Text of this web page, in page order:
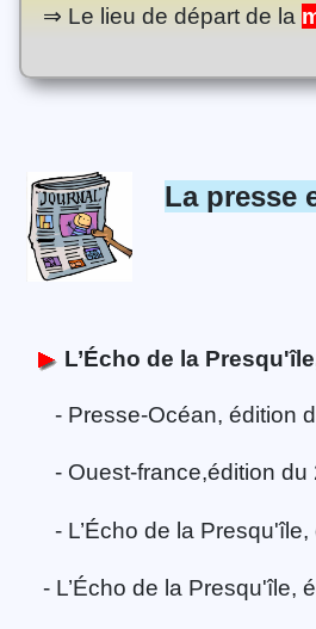
⇒ Le lieu de départ de la
La presse
L’Écho de la
- Presse-Océan, édition
- Ouest-france,édition du
- L’Écho de la
- L’Écho de la Presqu'île,